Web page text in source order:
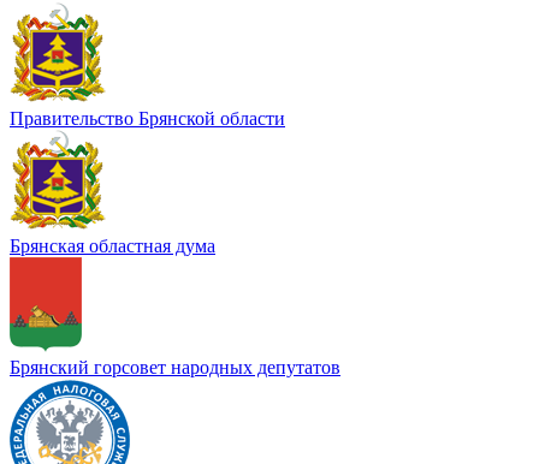
Правительство Брянской области
Брянская областная дума
Брянский горсовет народных депутатов